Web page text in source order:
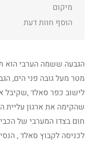
מיקום
הוסף חוות דעת
הגבעה ששמה הערבי הוא
מטר מעל גובה פני הים,
לישוב כפר סאלד
חום בצדו המערבי של
לכניסה לקבוץ סאלד ,